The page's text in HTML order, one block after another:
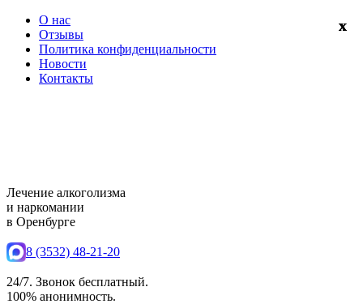
О нас
Отзывы
Политика конфиденциальности
Новости
Контакты
Лечение алкоголизма
и наркомании
в Оренбурге
8 (3532) 48-21-20
24/7. Звонок бесплатный.
100% анонимность.